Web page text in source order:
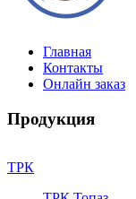
Главная
Контакты
Онлайн заказ
Продукция
ТРК